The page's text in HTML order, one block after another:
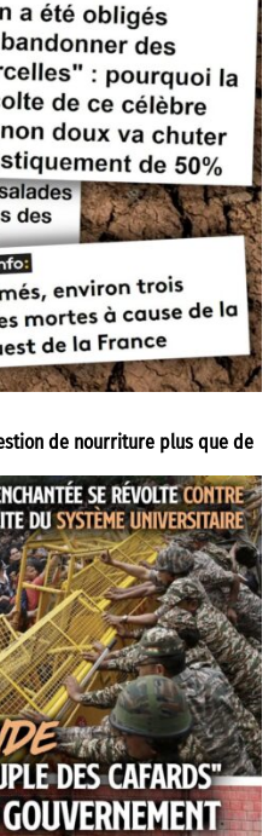
de nourriture plus que de